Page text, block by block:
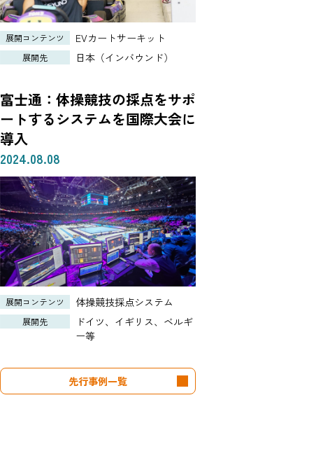
展開コンテンツ EVカートサーキット
展開先 日本（インバウンド）
富士通：体操競技の採点をサポ
ートするシステムを国際大会に
導入
2024.08.08
展開コンテンツ 体操競技採点システム
展開先
ドイツ、イギリス、ベルギ
ー等
先行事例一覧